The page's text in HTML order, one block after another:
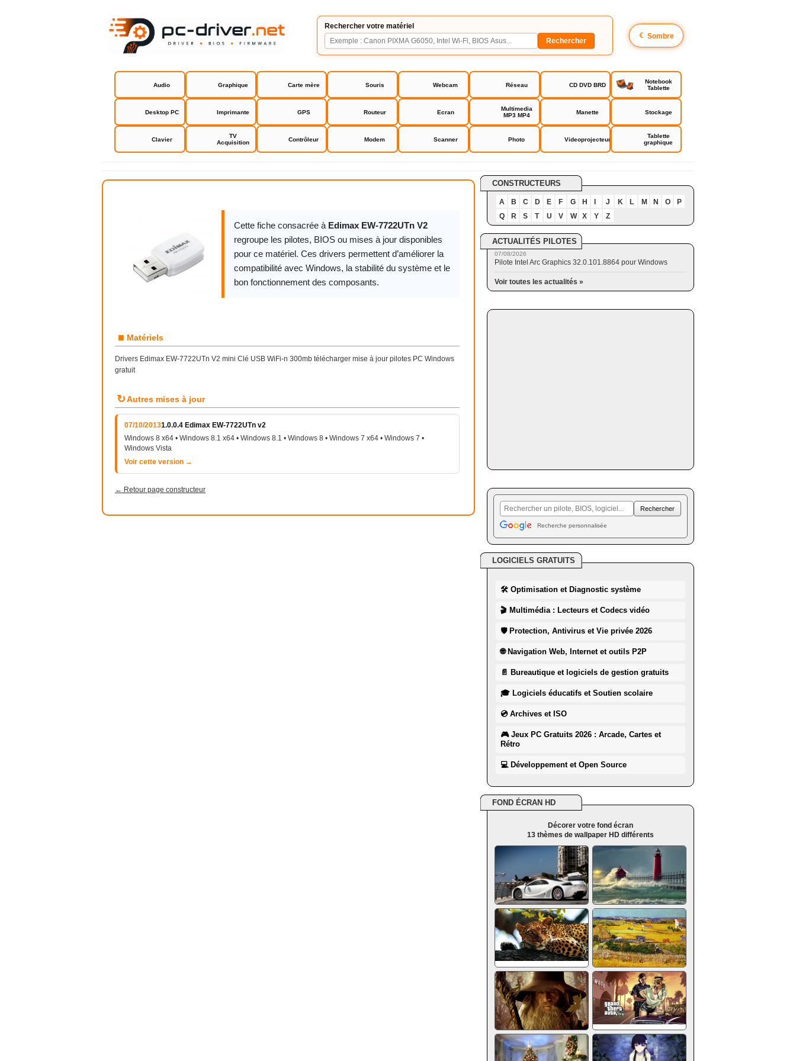
Rechercher votre matériel
☾ Sombre
Audio Graphique Carte mère Souris Webcam Réseau CD DVD BRD
Notebook
Tablette
Desktop PC Imprimante GPS Routeur Ecran
Multimedia
MP3 MP4
Manette Stockage
Clavier
TV
Acquisition
Contrôleur Modem Scanner Photo Videoprojecteur
Tablette
graphique
Edimax EW-7722UTn V2
Cette fiche consacrée à Edimax EW-7722UTn V2
regroupe les pilotes, BIOS ou mises à jour disponibles
pour ce matériel. Ces drivers permettent d’améliorer la
compatibilité avec Windows, la stabilité du système et le
bon fonctionnement des composants.
■ Matériels
Drivers Edimax EW-7722UTn V2 mini Clé USB WiFi-n 300mb télécharger mise à jour pilotes PC Windows
gratuit
↻Autres mises à jour
07/10/20131.0.0.4 Edimax EW-7722UTn v2
Windows 8 x64 • Windows 8.1 x64 • Windows 8.1 • Windows 8 • Windows 7 x64 • Windows 7 •
Windows Vista
Voir cette version →
← Retour page constructeur
CONSTRUCTEURS
A B C D E F G H J K L M N O
P
Q
R S T U V W X Y Z
ACTUALITÉS PILOTES
07/08/2026
Pilote Intel Arc Graphics 32.0.101.8864 pour Windows
Voir toutes les actualités »
Recherche personnalisée
LOGICIELS GRATUITS
🛠 Optimisation et Diagnostic système
🎬 Multimédia : Lecteurs et Codecs vidéo
🛡 Protection, Antivirus et Vie privée 2026
🌐 Navigation Web, Internet et outils P2P
📄 Bureautique et logiciels de gestion gratuits
🎓 Logiciels éducatifs et Soutien scolaire
💿 Archives et ISO
🎮 Jeux PC Gratuits 2026 : Arcade, Cartes et
Rétro
💻 Développement et Open Source
FOND ÉCRAN HD
Décorer votre fond écran
13 thèmes de wallpaper HD différents